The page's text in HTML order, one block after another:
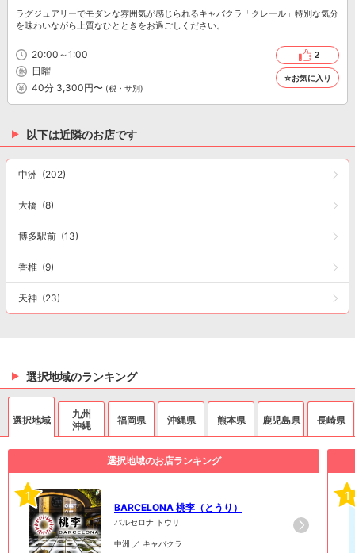
ラグジュアリーでモダンな雰囲気が感じられるキャバクラ「クレール」特別な気分
を味わいながら上質なひとときをお過ごしください。
20:00～1:00
日曜
40分 3,300円〜 (税・サ別)
2
☆お気に入り
以下は近隣のお店です
中洲 (202)
大橋 (8)
博多駅前 (13)
香椎 (9)
天神 (23)
選択地域のランキング
選択地域
九州
沖縄
福岡県 沖縄県 熊本県 鹿児島県 長崎県
選択地域のお店ランキング
1
BARCELONA 桃李（とうり）
バルセロナ トウリ
中洲 ／ キャバクラ
1